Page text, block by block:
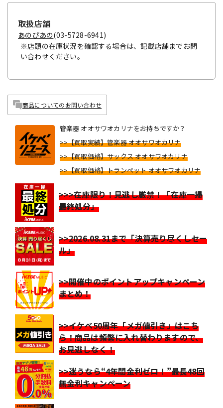
取扱店舗
あのぴあの(03-5728-6941)
※店頭の在庫状況を確認する場合は、記載店舗までお問
い合わせください。
商品についてのお問い合わせ
管楽器 オオサワオカリナをお持ちですか？
>>【買取実績】管楽器 オオサワオカリナ
>>【買取価格】サックス オオサワオカリナ
>>【買取価格】トランペット オオサワオカリナ
>>>在庫限り！見逃し厳禁！「在庫一掃
最終処分」
>>2026.08.31まで「決算売り尽くしセー
ル」
>>開催中のポイントアップキャンペーン
まとめ！
>>イケベ50周年「メガ値引き」はこち
ら！商品は頻繁に入れ替わりますので、
お見逃しなく！
>>迷うなら“4年間金利ゼロ！”最長48回
無金利キャンペーン